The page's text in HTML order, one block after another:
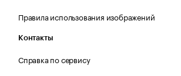
Правила использования изображений
Контакты
Справка по сервису